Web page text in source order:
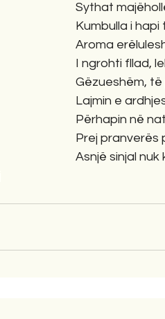
Sythat
Kumbulla i
Aroma
I ngrohti fllad,
Gëzueshëm,
Lajmin e
Përhapin në
Prej pranverës
Asnjë sinjal nuk